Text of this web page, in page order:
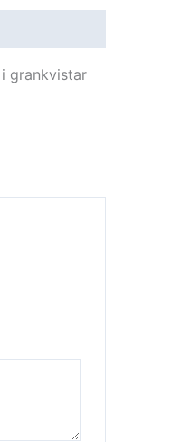
grankvistar